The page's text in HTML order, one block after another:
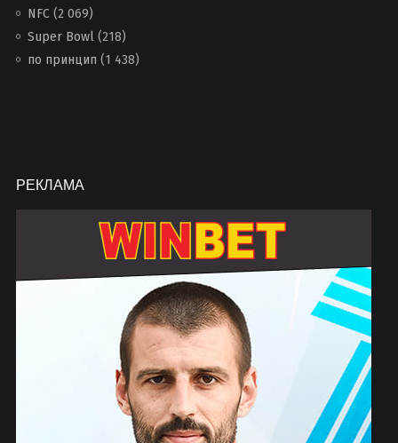
NFC(2 069)
Super Bowl(218)
по принцип (1 438)
РЕКЛАМА